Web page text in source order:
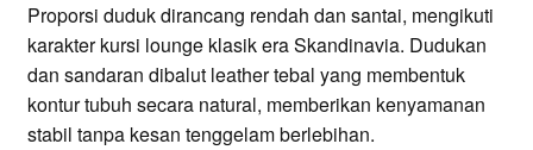
Proporsi duduk dirancang rendah dan santai, mengikuti
karakter kursi lounge klasik era Skandinavia. Dudukan
dan sandaran dibalut leather tebal yang membentuk
kontur tubuh secara natural, memberikan kenyamanan
stabil tanpa kesan tenggelam berlebihan.